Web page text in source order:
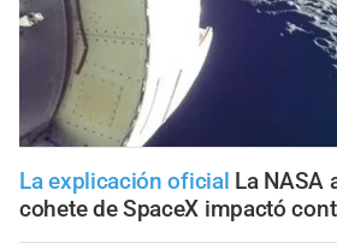
La explicación oficial La NASA
cohete de SpaceX impactó